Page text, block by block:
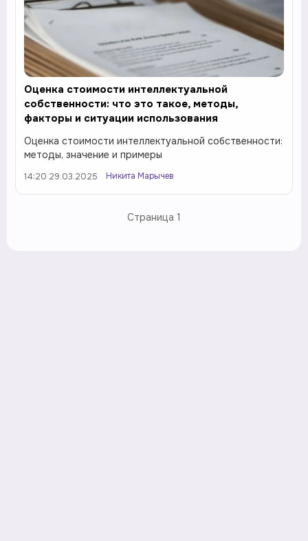
Оценка стоимости интеллектуальной
собственности: что это такое, методы,
факторы и ситуации использования
Оценка стоимости интеллектуальной собственности:
методы, значение и примеры
14:20 29.03.2025 Никита Марычев
Страница 1